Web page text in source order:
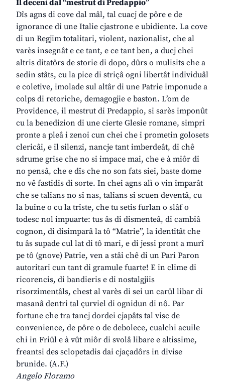
Il deceni dal “mestrut di Predappio”
Dîs agns di cove dal mâl, tal cuacj de pôre e de
ignorance di une Italie cjastrone e ubidiente. La cove
di un Regjim totalitari, violent, nazionalist, che al
varès insegnât e ce tant, e ce tant ben, a ducj chei
altris ditatôrs de storie di dopo, dûrs o mulisits che a
sedin stâts, cu la pice di striçâ ogni libertât individuâl
e coletive, imolade sul altâr di une Patrie imponude a
colps di retoriche, demagogjie e baston. L’om de
Providence, il mestrut di Predappio, si sarès imponût
cu la benedizion di une cierte Glesie romane, simpri
pronte a pleâ i zenoi cun chei che i prometin golosets
clericâi, e il silenzi, nancje tant imberdeât, di chê
sdrume grise che no si impace mai, che e à miôr di
no pensâ, che e dîs che no son fats siei, baste dome
no vê fastidis di sorte. In chei agns alì o vin imparât
che se talians no si nas, talians si scuen deventâ, cu
la buine o cu la triste, che tu setis furlan o slâf o
todesc nol impuarte: tus âs di dismenteâ, di cambiâ
cognon, di disimparâ la tô “Matrie”, la identitât che
tu âs supade cul lat di tô mari, e di jessi pront a murî
pe tô (gnove) Patrie, ven a stâi chê di un Pari Paron
autoritari cun tant di gramule fuarte! E in clime di
ricorencis, di bandieris e di nostalgjiis
risorzimentâls, chest al varès di sei un carûl libar di
masanâ dentri tal çurviel di ognidun di nô. Par
fortune che tra tancj dordei cjapâts tal visc de
convenience, de pôre o de debolece, cualchi acuile
chi in Friûl e à vût miôr di svolâ libare e altissime,
freantsi des sclopetadis dai cjaçadôrs in divise
brunide. (A.F.)
Angelo Floramo